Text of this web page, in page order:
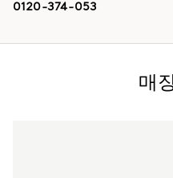
0120-374-053
매